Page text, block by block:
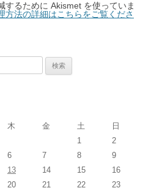
するために Akismet を使っていま
方法の詳細はこちらをご覧くださ
木 金 土
日
1
2
6 7 8
9
13 14 15
16
20 21 22 23